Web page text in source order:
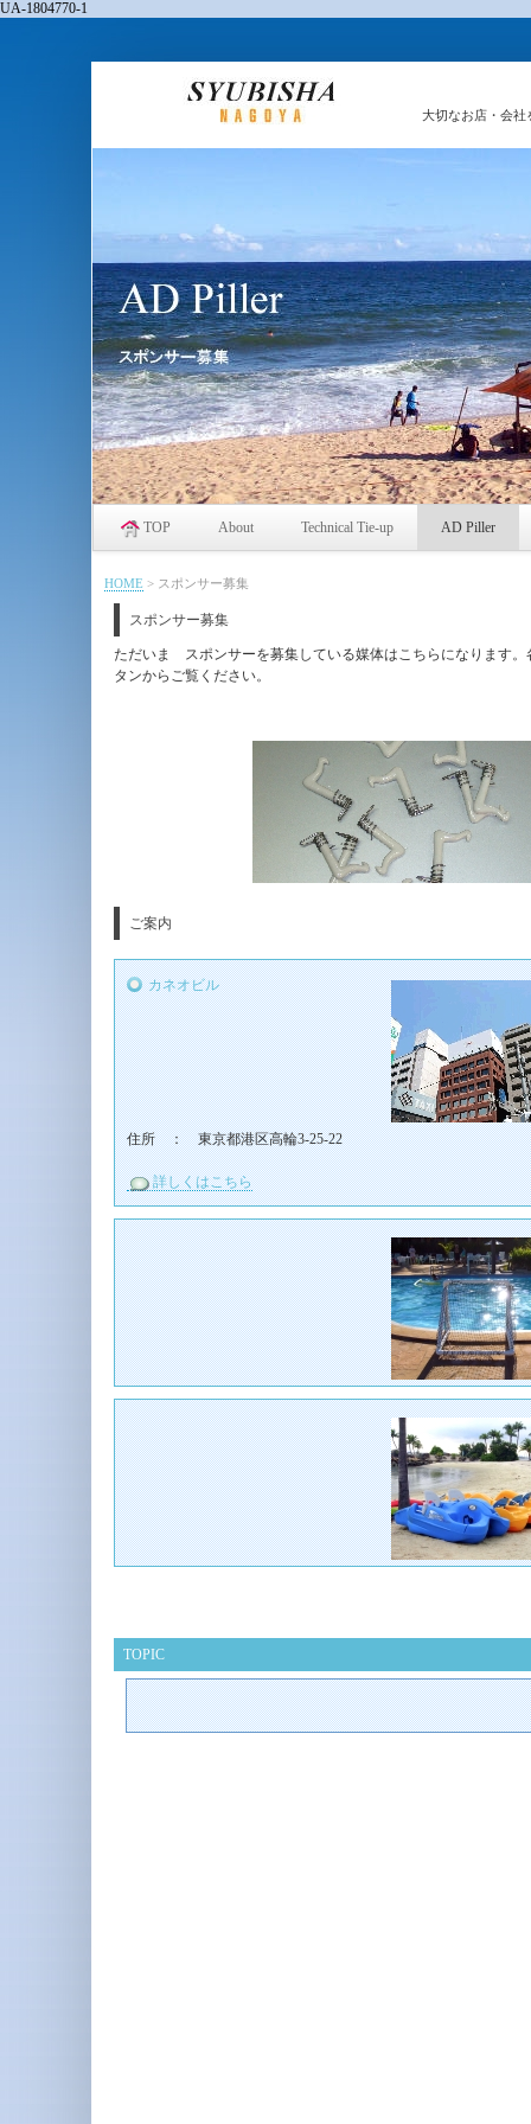
UA-1804770-1
大切なお店・会社
TOP About Technical Tie-up AD Piller
HOME > スポンサー募集
スポンサー募集
ただいま スポンサーを募集している媒体はこちらになります。
タンからご覧ください。
ご案内
カネオビル
住所 ： 東京都港区高輪3-25-22
詳しくはこちら
TOPIC